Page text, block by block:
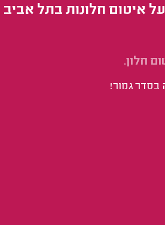
איטום חלונות בתל אביב
חלון.
בסדר גמור!